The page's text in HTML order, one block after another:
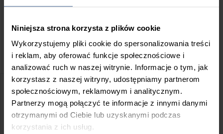
Niniejsza strona korzysta z plików cookie
Wykorzystujemy pliki cookie do spersonalizowania treści
i reklam, aby oferować funkcje społecznościowe i
analizować ruch w naszej witrynie. Informacje o tym, jak
korzystasz z naszej witryny, udostępniamy partnerom
społecznościowym, reklamowym i analitycznym.
Partnerzy mogą połączyć te informacje z innymi danymi
otrzymanymi od Ciebie lub uzyskanymi podczas
korzystania z ich usług.
ZGŁOŚ BŁĄD
PRZED WIZYTĄ W SKLEPIE POLECAMY: